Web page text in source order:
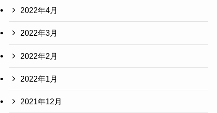
2022年4月
2022年3月
2022年2月
2022年1月
2021年12月